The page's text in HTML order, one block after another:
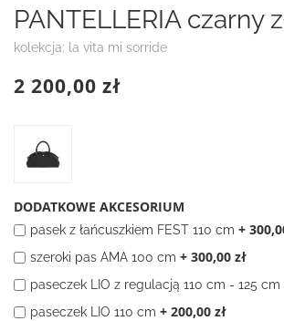
PANTELLERIA czarny
kolekcja: la vita mi sorride
2 200,00 zł
DODATKOWE AKCESORIUM
pasek z łańcuszkiem FEST 110 cm +
szeroki pas AMA 100 cm + 300,00 zł
paseczek LIO z regulacją 110 cm - 125 cm
paseczek LIO 110 cm + 200,00 zł
na
początek
galerii